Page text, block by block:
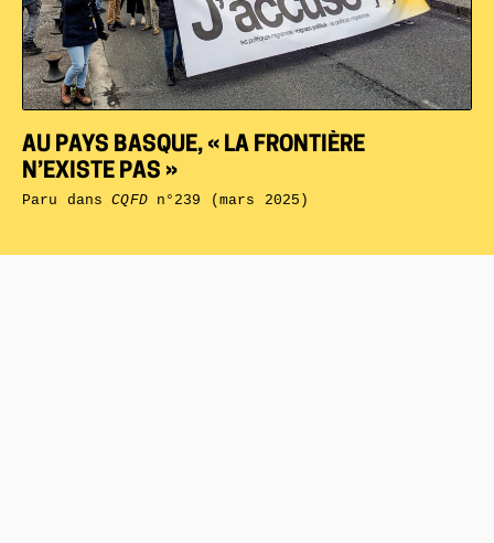
AU PAYS BASQUE, « LA FRONTIÈRE
N’EXISTE PAS »
Paru dansCQFDn°239 (mars 2025)